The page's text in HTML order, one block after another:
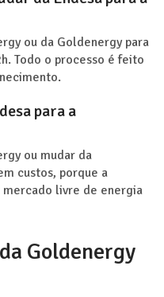
ou da Goldenergy para
Todo o processo é feito
para a
ou mudar da
custos, porque a
livre de energia
Goldenergy